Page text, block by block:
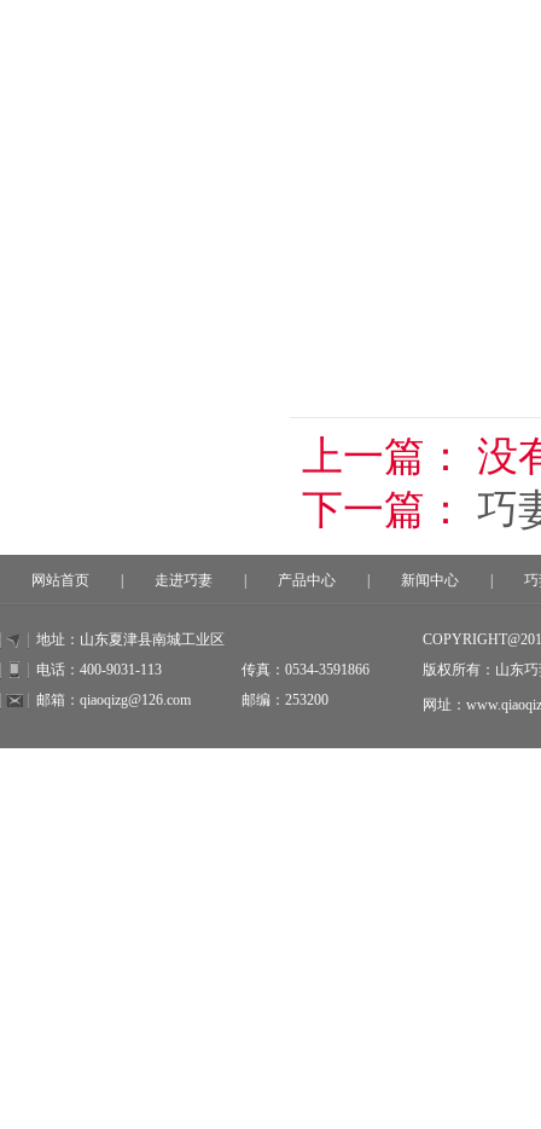
上一篇： 没
下一篇： 巧
网站首页 走进巧妻 产品中心 新闻中心
地址：山东夏津县南城工业区
电话：400-9031-113
传真：0534-3591866
邮箱：qiaoqizg@126.com
邮编：253200
版权所有：山东
网址：